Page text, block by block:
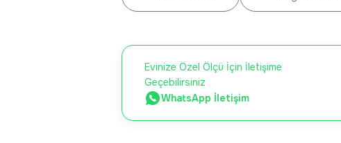
Evinize Özel Ölçü İçin İletişime
Geçebilirsiniz
WhatsApp İletişim